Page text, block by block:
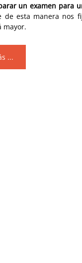
un examen para
de esta manera nos
mayor.
...